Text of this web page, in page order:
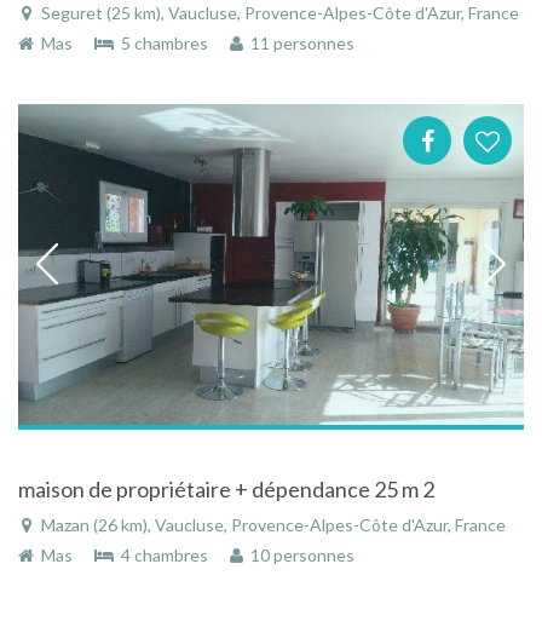
Seguret (25 km), Vaucluse, Provence-Alpes-Côte d'Azur, France
Mas
5 chambres 11 personnes
maison de propriétaire + dépendance 25 m 2
Mazan (26 km), Vaucluse, Provence-Alpes-Côte d'Azur, France
Mas
4 chambres 10 personnes